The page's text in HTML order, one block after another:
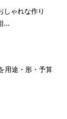
しゃれな作り
...
用途・形・予算